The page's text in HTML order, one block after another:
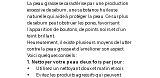
La peau grasse se caractérise par une production
excessive de sébum, une substance huileuse
naturelle qui aide à protéger la peau. Ce surplus
de sébum peut obstruer les pores, favorisant
l'apparition de boutons, de points noirs et d'un
teint brillant.
Heureusement, il existe plusieurs moyens de lutter
contre la peau grasse et d'améliorer son aspect.
Voici quelques conseils :
1. Nettoyer votre peau deux fois par jour :
Utilisez un nettoyant doux et matin et soir.
Evitez les produits agressifs qui peuvent